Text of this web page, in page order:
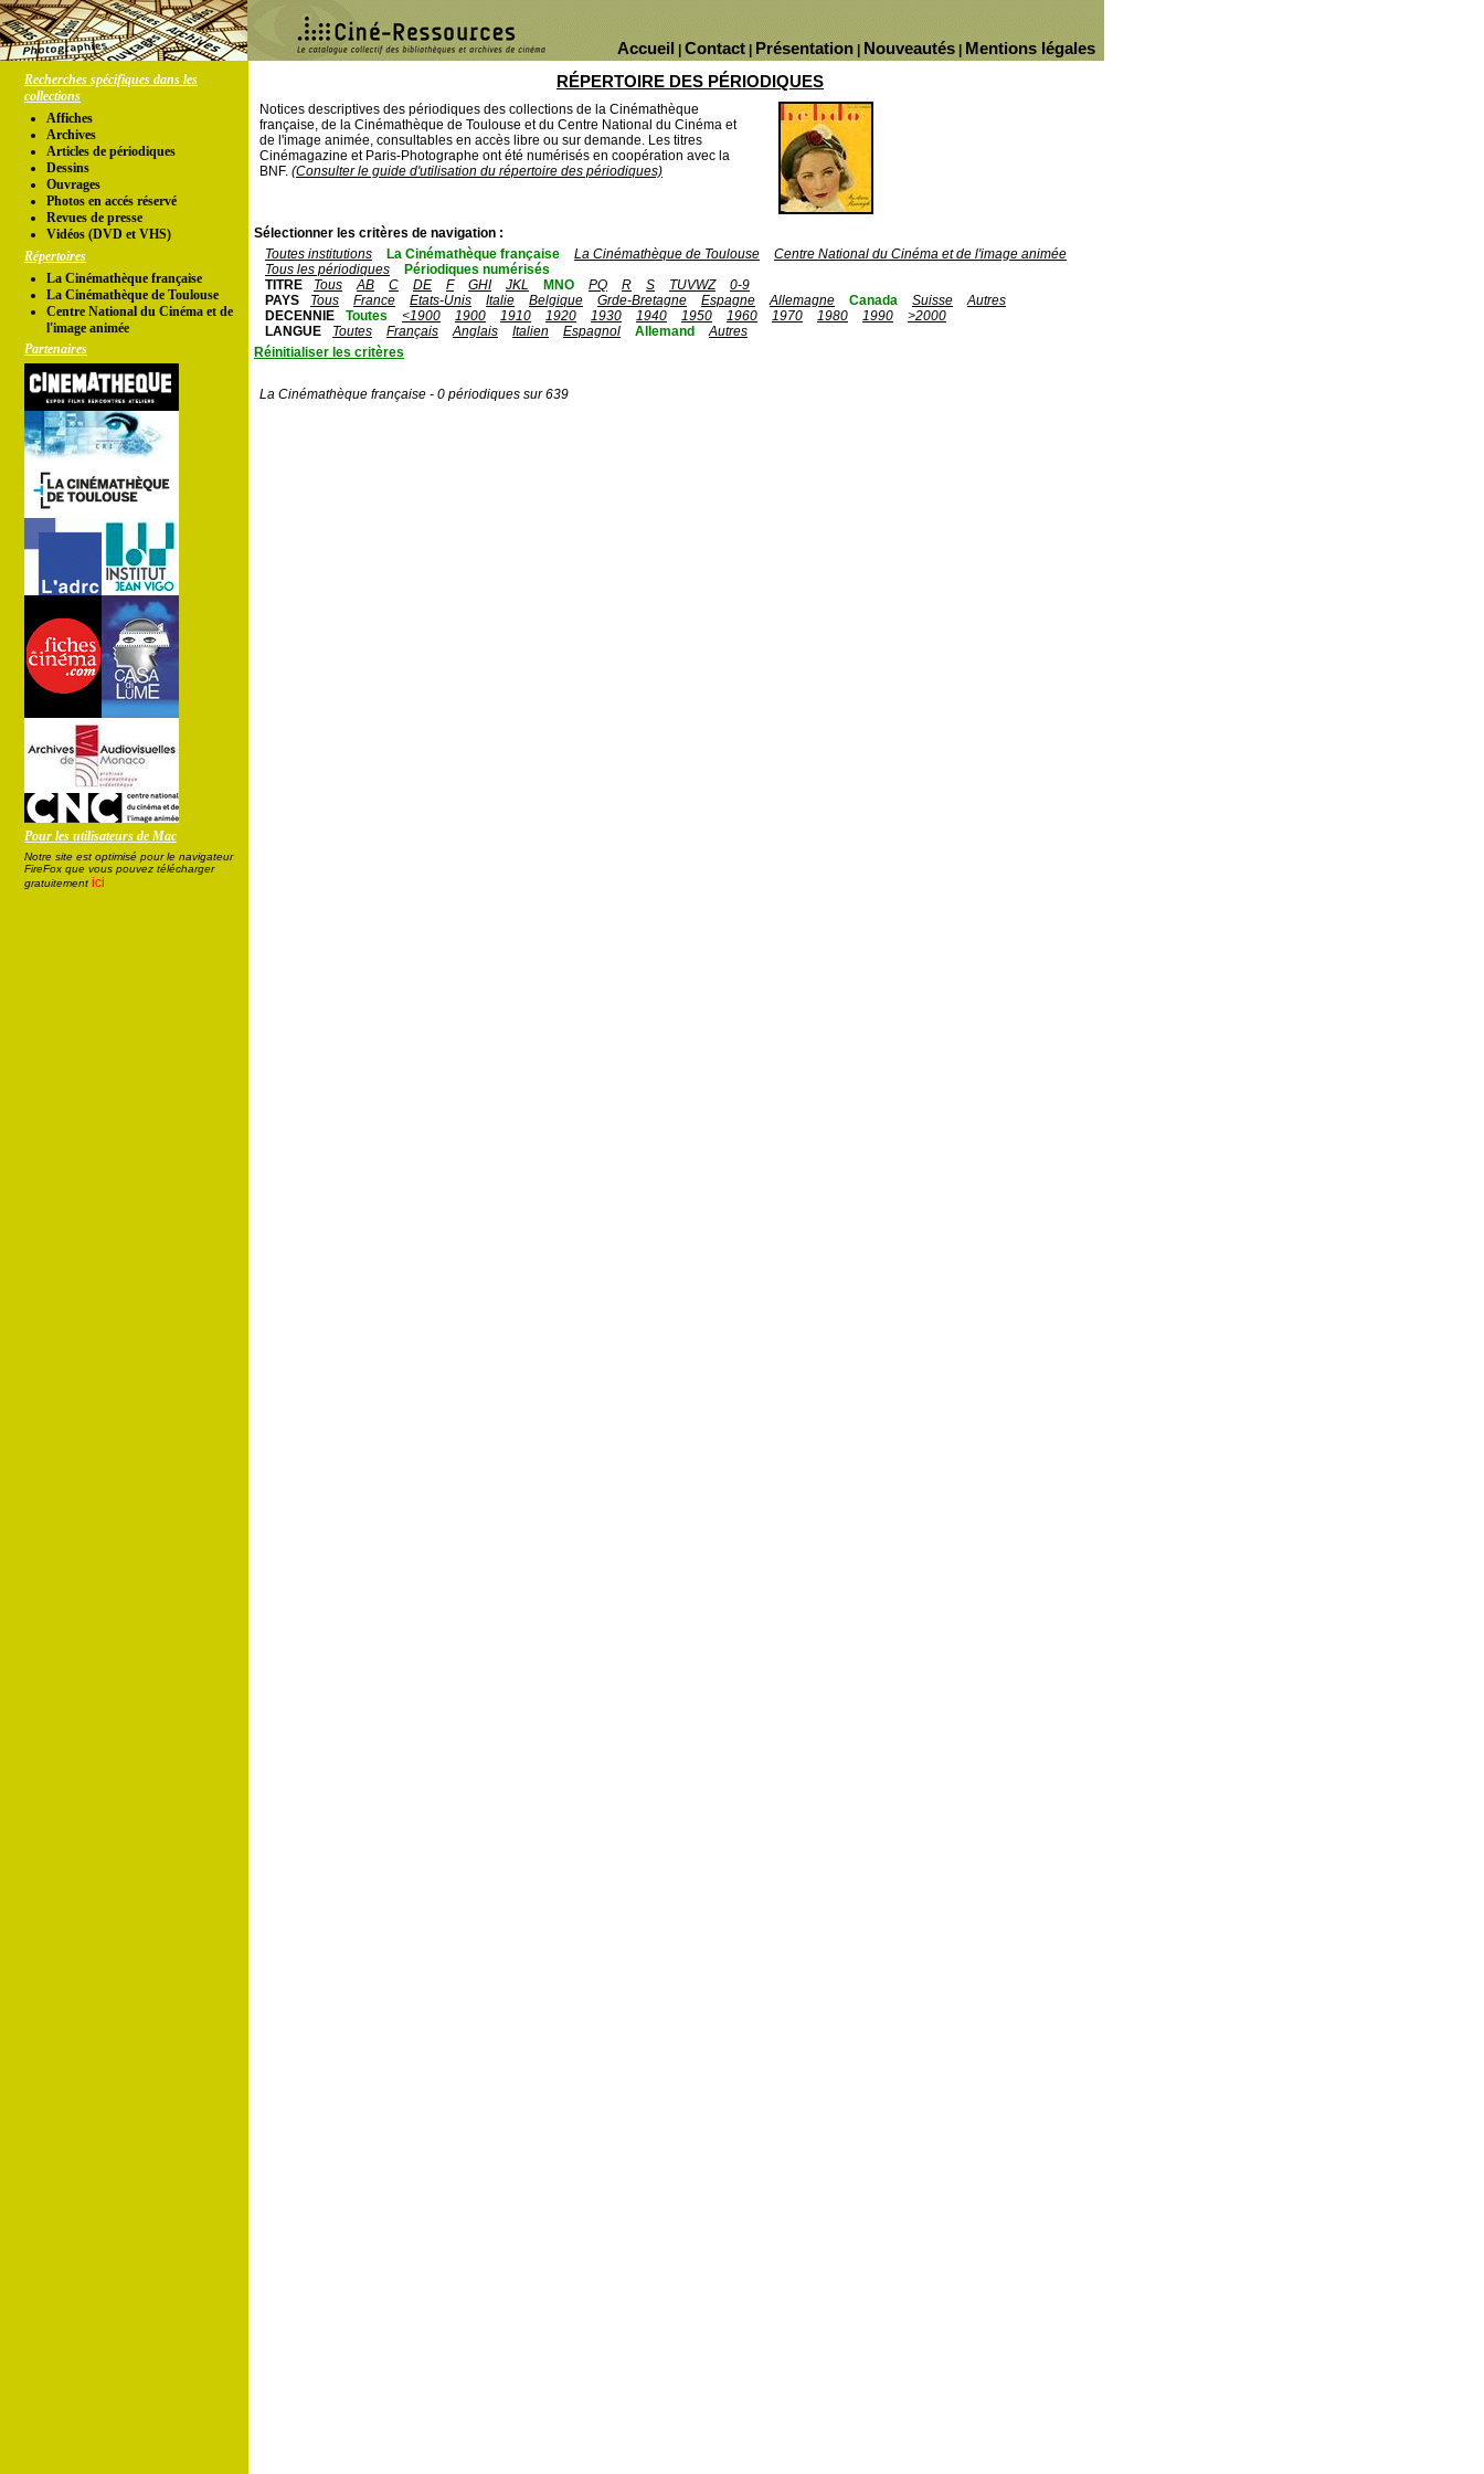
Mentions légales
Nouveautés
Présentation
Contact
Accueil
Recherches spécifiques dans les
collections
Affiches
Archives
Articles de périodiques
Dessins
Ouvrages
Photos en accés réservé
Revues de presse
Vidéos (DVD et VHS)
Répertoires
La Cinémathèque française
La Cinémathèque de Toulouse
Centre National du Cinéma et de
l'image animée
Partenaires
Pour les utilisateurs de Mac
Notre site est optimisé pour le navigateur
FireFox que vous pouvez télécharger
gratuitement ici
RÉPERTOIRE DES PÉRIODIQUES
Notices descriptives des périodiques des collections de la Cinémathèque
française, de la Cinémathèque de Toulouse et du Centre National du Cinéma et
de l'image animée, consultables en accès libre ou sur demande. Les titres
Cinémagazine et Paris-Photographe ont été numérisés en coopération avec la
BNF. (Consulter le guide d'utilisation du répertoire des périodiques)
Sélectionner les critères de navigation :
Toutes institutions
La Cinémathèque française La Cinémathèque de Toulouse
Centre National du Cinéma et de l'image animée
Tous les périodiques
Périodiques numérisés
TITRE
Tous AB C DE F GHI JKL MNO PQ R S TUVWZ
0-9
PAYS
Tous France Etats-Unis Italie Belgique Grde-Bretagne Espagne Allemagne Canada Suisse
Autres
DECENNIE
Toutes <1900 1900 1910 1920 1930 1940 1950 1960 1970 1980 1990
>2000
LANGUE
Toutes Français Anglais Italien Espagnol Allemand
Autres
Réinitialiser les critères
La Cinémathèque française - 0 périodiques sur 639